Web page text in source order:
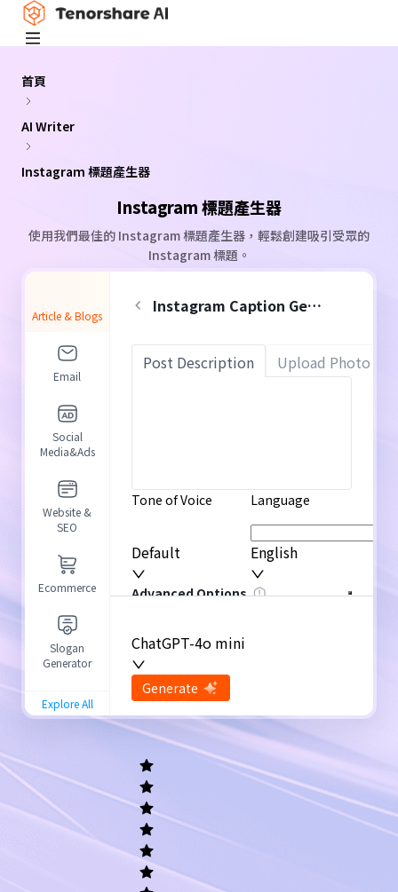
首頁
AI Writer
Instagram 標題產生器
Instagram 標題產生器
使用我們最佳的 Instagram 標題產生器，輕鬆創建吸引受眾的
Instagram 標題。
Article & Blogs
Email
Social
Media&Ads
Website &
SEO
Ecommerce
Slogan
Generator
General
Academic
Writing
Explore All
Instagram Caption Generator
Post Description Upload Photo
Tone of Voice
Default
Language
English
Advanced Options
ChatGPT-4o mini
Generate